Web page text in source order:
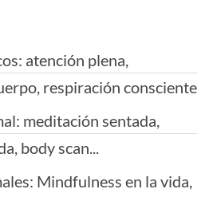
atención plena,
respiración consciente
meditación sentada,
body scan...
Mindfulness en la vida,